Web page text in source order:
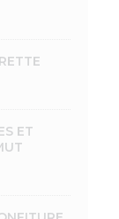
ET